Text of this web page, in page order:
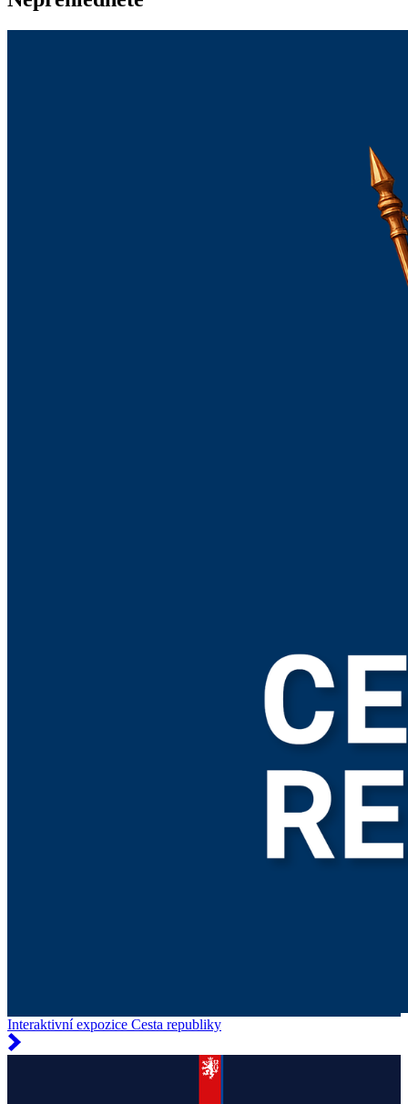
Interaktivní expozice Cesta republiky